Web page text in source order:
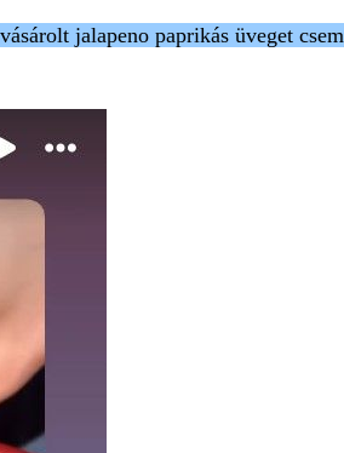
jalapeno paprikás üveget